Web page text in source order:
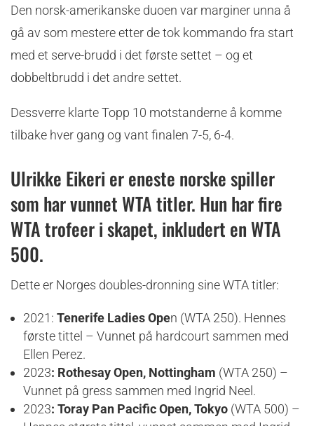
Den norsk-amerikanske duoen var marginer unna å
gå av som mestere etter de tok kommando fra start
med et serve-brudd i det første settet – og et
dobbeltbrudd i det andre settet.
Dessverre klarte Topp 10 motstanderne å komme
tilbake hver gang og vant finalen 7-5, 6-4.
Ulrikke Eikeri er eneste norske spiller
som har vunnet WTA titler. Hun har fire
WTA trofeer i skapet, inkludert en WTA
500.
Dette er Norges doubles-dronning sine WTA titler:
2021: Tenerife Ladies Open (WTA 250). Hennes
første tittel – Vunnet på hardcourt sammen med
Ellen Perez.
2023: Rothesay Open, Nottingham (WTA 250) –
Vunnet på gress sammen med Ingrid Neel.
2023: Toray Pan Pacific Open, Tokyo (WTA 500) –